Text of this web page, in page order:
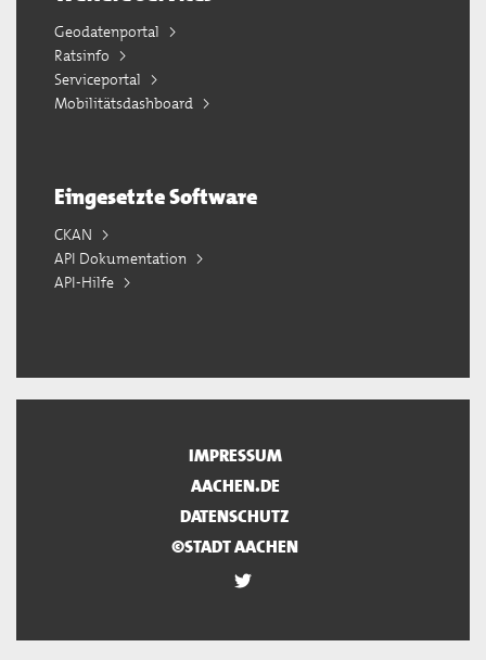
Geodatenportal
Ratsinfo
Serviceportal
Mobilitätsdashboard
Eingesetzte Software
CKAN
API Dokumentation
API-Hilfe
IMPRESSUM
AACHEN.DE
DATENSCHUTZ
©STADT AACHEN